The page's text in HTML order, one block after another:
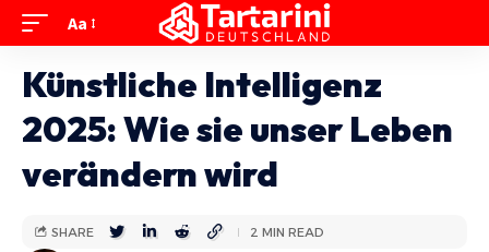
Aa
Künstliche Intelligenz
2025: Wie sie unser Leben
verändern wird
SHARE 2 MIN READ